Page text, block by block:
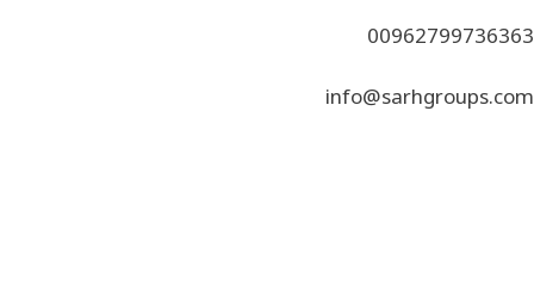
00962799736363
info@sarhgroups.com